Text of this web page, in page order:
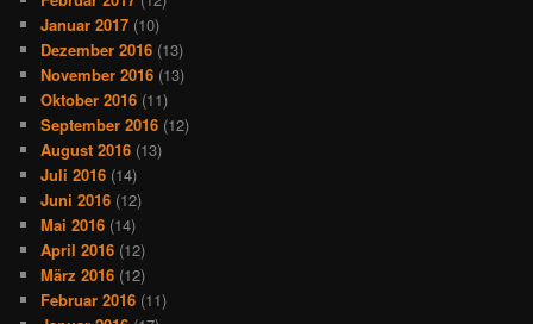
Januar 2017 (10)
Dezember 2016 (13)
November 2016 (13)
Oktober 2016 (11)
September 2016 (12)
August 2016 (13)
Juli 2016 (14)
Juni 2016 (12)
Mai 2016 (14)
April 2016 (12)
März 2016 (12)
Februar 2016 (11)